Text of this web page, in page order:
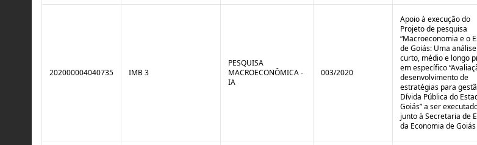
202000004040735 IMB 3
PESQUISA
MACROECONÔMICA -
IA
003/2020
Apoio à execução do
Projeto de pesquisa
“Macroeconomia e o
de Goiás: Uma
curto, médio e longo
em específico
desenvolvimento de
estratégias para
Dívida Pública do
Goiás” a ser
junto à Secretaria de
da Economia de Goiás